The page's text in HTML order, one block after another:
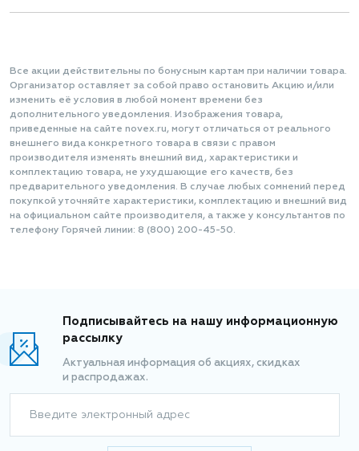
Все акции действительны по бонусным картам при наличии товара.
Организатор оставляет за собой право остановить Акцию и/или
изменить её условия в любой момент времени без
дополнительного уведомления. Изображения товара,
приведенные на сайте novex.ru, могут отличаться от реального
внешнего вида конкретного товара в связи с правом
производителя изменять внешний вид, характеристики и
комплектацию товара, не ухудшающие его качеств, без
предварительного уведомления. В случае любых сомнений перед
покупкой уточняйте характеристики, комплектацию и внешний вид
на официальном сайте производителя, а также у консультантов по
телефону Горячей линии: 8 (800) 200-45-50.
Подписывайтесь на нашу информационную
рассылку
Актуальная информация об акциях, скидках
и распродажах.
Введите электронный адрес